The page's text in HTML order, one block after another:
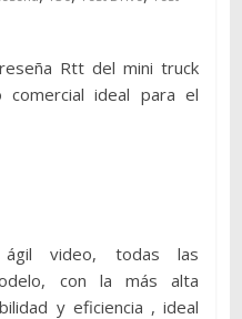
Rtt del mini truck
comercial ideal para el
video, todas las
con la más alta
y eficiencia , ideal